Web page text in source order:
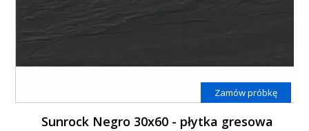
Zamów próbkę
Sunrock Negro 30x60 - płytka gresowa